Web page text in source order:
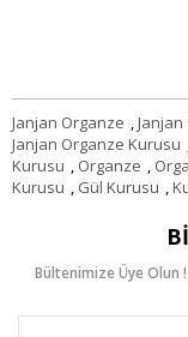
Janjan Organze ,
Janjan Organze Kurusu
Kurusu , Organze ,
Kurusu , Gül Kurusu ,
Bültenimize Üye Olun